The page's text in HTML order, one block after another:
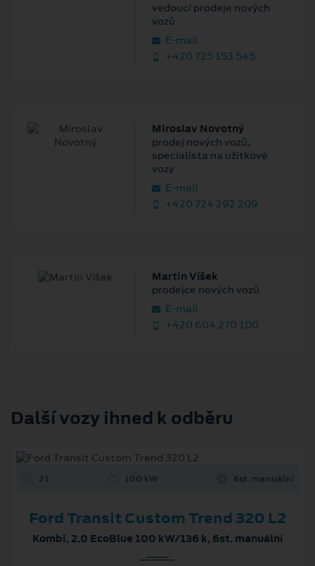
vedoucí prodeje nových
vozů
E‑mail
+420 725 153 545
Miroslav Novotný
prodej nových vozů,
specialista na užitkové
vozy
E‑mail
+420 724 292 209
Martin Víšek
prodejce nových vozů
E‑mail
+420 604 270 100
Další vozy ihned k odběru
2 l 100 kW 6st. manuální
Ford Transit Custom Trend 320 L2
Kombi, 2.0 EcoBlue 100 kW/136 k, 6st. manuální